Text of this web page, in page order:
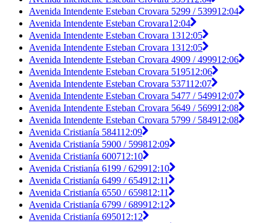
Avenida Intendente Esteban Crovara 5299 / 539912:04
Avenida Intendente Esteban Crovara12:04
Avenida Intendente Esteban Crovara 1312:05
Avenida Intendente Esteban Crovara 1312:05
Avenida Intendente Esteban Crovara 4909 / 499912:06
Avenida Intendente Esteban Crovara 519512:06
Avenida Intendente Esteban Crovara 537112:07
Avenida Intendente Esteban Crovara 5477 / 549912:07
Avenida Intendente Esteban Crovara 5649 / 569912:08
Avenida Intendente Esteban Crovara 5799 / 584912:08
Avenida Cristianía 584112:09
Avenida Cristianía 5900 / 599812:09
Avenida Cristianía 600712:10
Avenida Cristianía 6199 / 629912:10
Avenida Cristianía 6499 / 654912:11
Avenida Cristianía 6550 / 659812:11
Avenida Cristianía 6799 / 689912:12
Avenida Cristianía 695012:12